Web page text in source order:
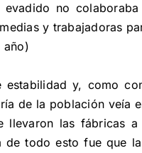
evadido no
y trabajadoras
año)
y, como
de la población veía
llevaron las fábricas
de todo esto fue que